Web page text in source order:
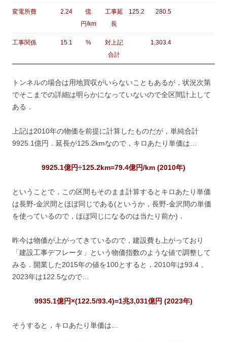
変電所費 2.24
億
円/km
工事延
長
125.2 280.5
工事関係 15.1 %
対上記
合計
1,303.4
トンネルの場合は用地買収がいらないこともあるが，状況次第
でそこまでの詳細は明らかになっていないので全区間計上して
ある．
上記は2010年の物価を前提に計算したものだが，単純合計
9925.1億円．延長が125.2kmなので，キロあたり単価は…
9925.1億円÷125.2km=79.4億円/km (2010年)
ということで，この区間もそのまま計算するとキロあたり単価
は長野-金沢間とほぼ同じである(というか，長野-金沢間の単価
を使っているので，ほぼ同じになるのは当たり前か)．
昨今は物価が上がってきているので，建設費も上がっており
「建設工事デフレータ」という物価指数のような値で調整して
みる．開業した2015年の値を100とすると，2010年は93.4，
2023年は122.5なので…
9935.1億円×(122.5/93.4)=1兆3,031億円 (2023年)
そうすると，キロあたり単価は…